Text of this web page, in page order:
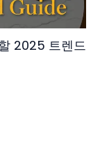
2025 트렌드